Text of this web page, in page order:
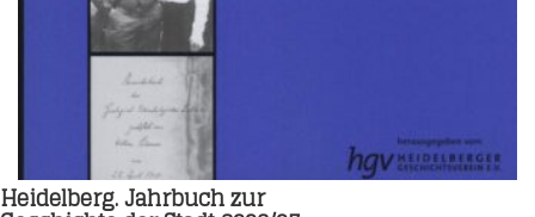
Heidelberg. Jahrbuch zur